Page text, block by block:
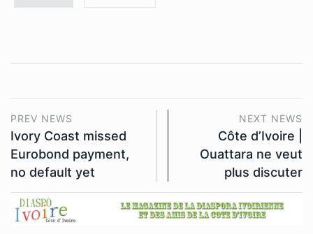
PREV NEWS
Ivory Coast missed
Eurobond payment,
no default yet
NEXT NEWS
Côte d’Ivoire |
Ouattara ne veut
plus discuter